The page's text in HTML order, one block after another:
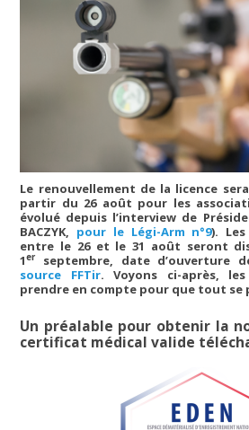
Le renouvellement de la licence
partir du 26 août pour les
évolué depuis l’interview de
BACZYK, pour le Légi-Arm n°9).
entre le 26 et le 31 août seront
1er
septembre, date d’ouverture
source FFTir. Voyons ci-après,
prendre en compte pour que tout se
Un préalable pour obtenir la
certificat médical valide